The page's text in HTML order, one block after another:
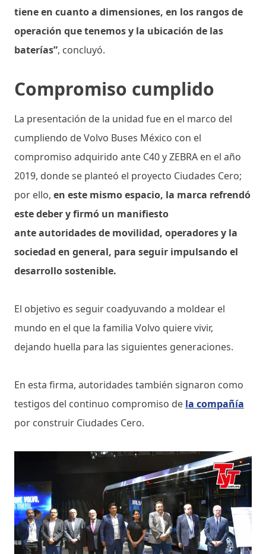
tiene en cuanto a dimensiones, en los rangos de
operación que tenemos y la ubicación de las
baterías”, concluyó.
Compromiso cumplido
La presentación de la unidad fue en el marco del
cumpliendo de Volvo Buses México con el
compromiso adquirido ante C40 y ZEBRA en el año
2019, donde se planteó el proyecto Ciudades Cero;
por ello, en este mismo espacio, la marca refrendó
este deber y firmó un manifiesto
ante autoridades de movilidad, operadores y la
sociedad en general, para seguir impulsando el
desarrollo sostenible.
El objetivo es seguir coadyuvando a moldear el
mundo en el que la familia Volvo quiere vivir,
dejando huella para las siguientes generaciones.
En esta firma, autoridades también signaron como
testigos del continuo compromiso de la compañía
por construir Ciudades Cero.